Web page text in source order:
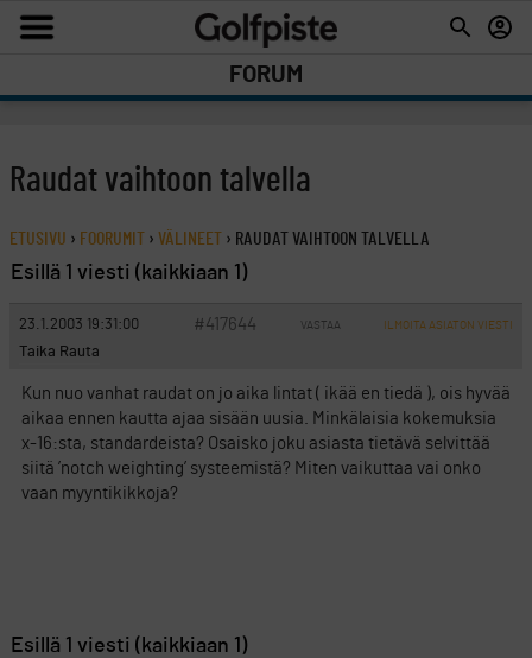
FORUM
Raudat vaihtoon talvella
ETUSIVU › FOORUMIT › VÄLINEET › RAUDAT VAIHTOON TALVELLA
Esillä 1 viesti (kaikkiaan 1)
23.1.2003 19:31:00 #417644 VASTAA ILMOITA ASIATON VIESTI
Taika Rauta
Kun nuo vanhat raudat on jo aika lintat ( ikää en tiedä ), ois hyvää
aikaa ennen kautta ajaa sisään uusia. Minkälaisia kokemuksia
x-16:sta, standardeista? Osaisko joku asiasta tietävä selvittää
siitä ’notch weighting’ systeemistä? Miten vaikuttaa vai onko
vaan myyntikikkoja?
Esillä 1 viesti (kaikkiaan 1)